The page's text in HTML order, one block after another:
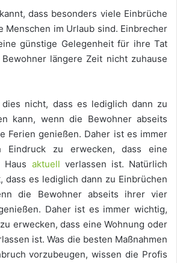
dass besonders viele Einbrüche
Menschen im Urlaub sind. Einbrecher
günstige Gelegenheit für ihre Tat
längere Zeit nicht zuhause
nicht, dass es lediglich dann zu
kann, wenn die Bewohner abseits
Ferien genießen. Daher ist es immer
Eindruck zu erwecken, dass eine
Haus aktuell verlassen ist. Natürlich
dass es lediglich dann zu Einbrüchen
die Bewohner abseits ihrer vier
Daher ist es immer wichtig,
erwecken, dass eine Wohnung oder
ist. Was die besten Maßnahmen
vorzubeugen, wissen die Profis